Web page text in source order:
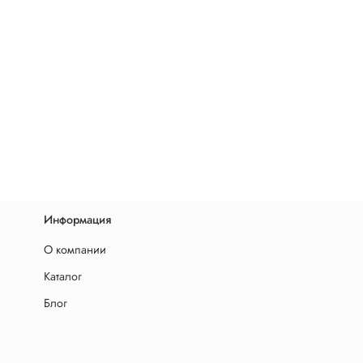
Информация
О компании
Каталог
Блог